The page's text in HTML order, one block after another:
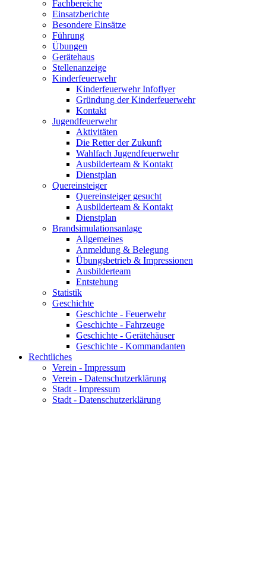
Fachbereiche
Einsatzberichte
Besondere Einsätze
Führung
Übungen
Gerätehaus
Stellenanzeige
Kinderfeuerwehr
Kinderfeuerwehr Infoflyer
Gründung der Kinderfeuerwehr
Kontakt
Jugendfeuerwehr
Aktivitäten
Die Retter der Zukunft
Wahlfach Jugendfeuerwehr
Ausbilderteam & Kontakt
Dienstplan
Quereinsteiger
Quereinsteiger gesucht
Ausbilderteam & Kontakt
Dienstplan
Brandsimulationsanlage
Allgemeines
Anmeldung & Belegung
Übungsbetrieb & Impressionen
Ausbilderteam
Entstehung
Statistik
Geschichte
Geschichte - Feuerwehr
Geschichte - Fahrzeuge
Geschichte - Gerätehäuser
Geschichte - Kommandanten
Rechtliches
Verein - Impressum
Verein - Datenschutzerklärung
Stadt - Impressum
Stadt - Datenschutzerklärung